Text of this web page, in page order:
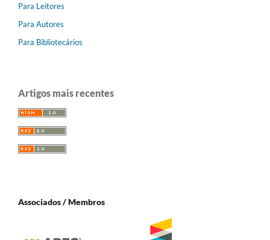
Para Leitores
Para Autores
Para Bibliotecários
Artigos mais recentes
Associados / Membros